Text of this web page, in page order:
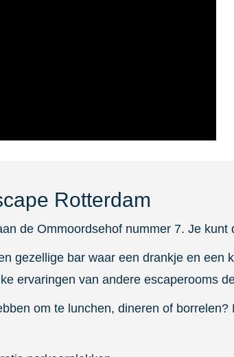
Rotterdam
de Ommoordsehof nummer 7. Je kunt
gezellige bar waar een drankje en
ervaringen van andere escaperooms
om te lunchen, dineren of